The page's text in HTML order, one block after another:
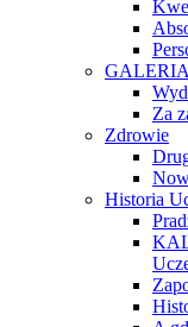
Za
Zdrowie
Historia